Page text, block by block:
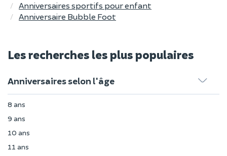
Anniversaires sportifs pour enfant
Anniversaire Bubble Foot
Les recherches les plus populaires
Anniversaires selon l'âge
8 ans
9 ans
10 ans
11 ans